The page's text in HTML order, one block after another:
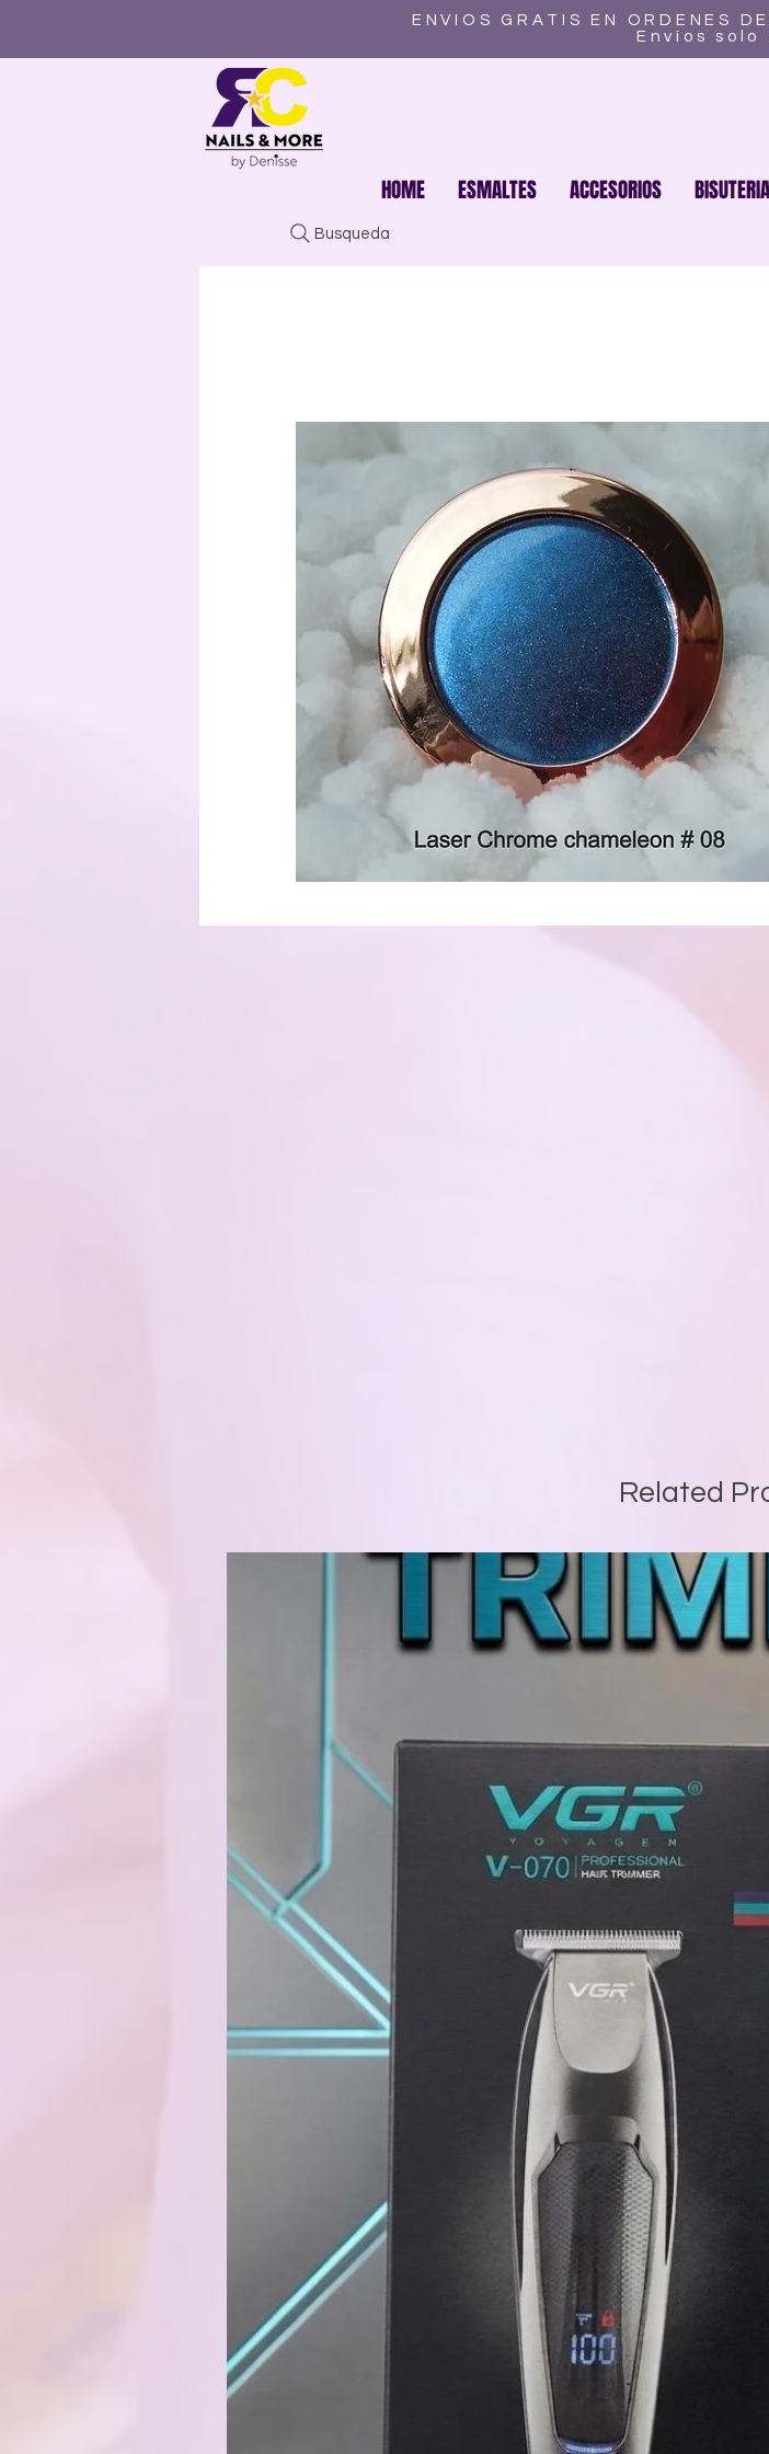
ENVIOS GRATIS EN ORDENES
Envíos solo
HOME ESMALTES ACCESORIOS BISUTERIA
Busqueda
Related